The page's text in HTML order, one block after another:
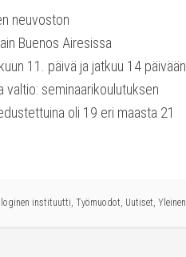
neuvoston
Buenos Airesissa
11. päivä ja jatkuu 14 päivään
valtio: seminaarikoulutuksen
oli 19 eri maasta 21
instituutti, Työmuodot, Uutiset, Yleinen